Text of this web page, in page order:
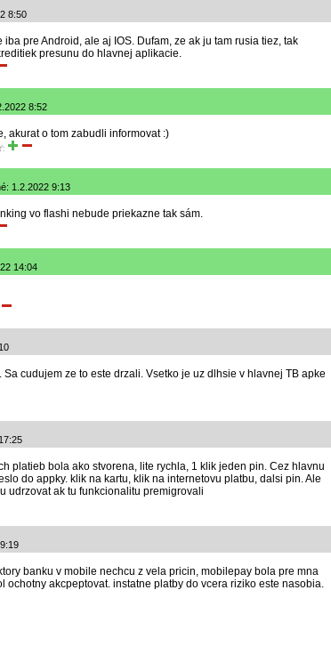
8:50
pre Android, ale aj IOS. Dufam, ze ak ju tam rusia tiez, tak
presunu do hlavnej aplikacie.
8:52
akurat o tom zabudli informovat :)
1.2.2022 9:13
vo flashi nebude priekazne tak sám.
14:04
cudujem ze to este drzali. Vsetko je uz dlhsie v hlavnej TB apke
platieb bola ako stvorena, lite rychla, 1 klik jeden pin. Cez hlavnu
do appky. klik na kartu, klik na internetovu platbu, dalsi pin. Ale
udrzovat ak tu funkcionalitu premigrovali
banku v mobile nechcu z vela pricin, mobilepay bola pre mna
ochotny akcpeptovat. instatne platby do vcera riziko este nasobia.